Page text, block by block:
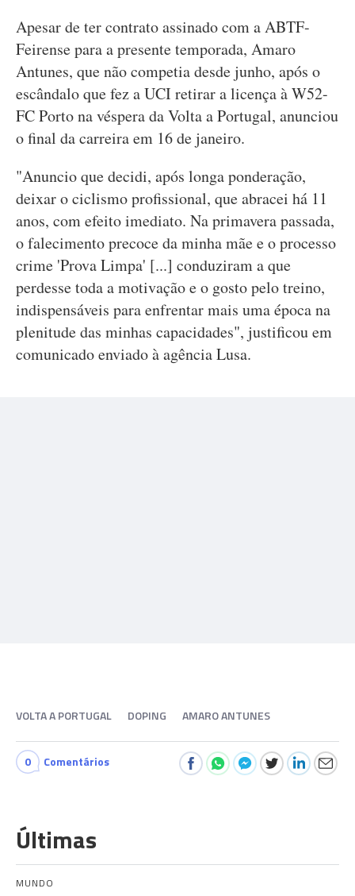
Apesar de ter contrato assinado com a ABTF-
Feirense para a presente temporada, Amaro
Antunes, que não competia desde junho, após o
escândalo que fez a UCI retirar a licença à W52-
FC Porto na véspera da Volta a Portugal, anunciou
o final da carreira em 16 de janeiro.
"Anuncio que decidi, após longa ponderação,
deixar o ciclismo profissional, que abracei há 11
anos, com efeito imediato. Na primavera passada,
o falecimento precoce da minha mãe e o processo
crime 'Prova Limpa' [...] conduziram a que
perdesse toda a motivação e o gosto pelo treino,
indispensáveis para enfrentar mais uma época na
plenitude das minhas capacidades", justificou em
comunicado enviado à agência Lusa.
VOLTA A PORTUGAL DOPING AMARO ANTUNES
0 Comentários
Últimas
MUNDO